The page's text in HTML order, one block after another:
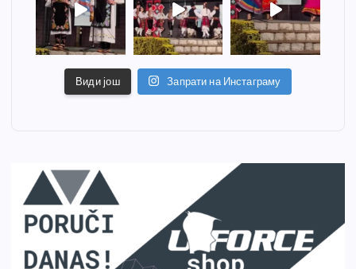
Види још Запрати на Инстаграму